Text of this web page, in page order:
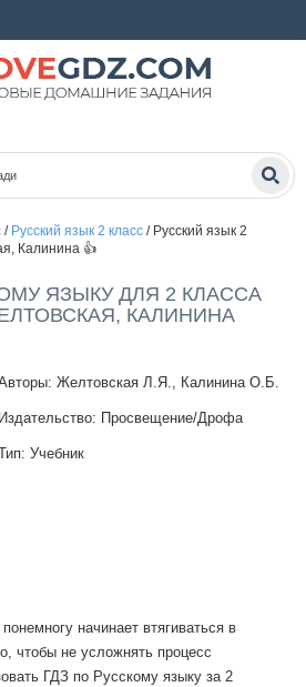
/ Русский язык 2 класс/ Русский язык 2
Калинина 👍
ЯЗЫКУ ДЛЯ 2 КЛАССА
КАЛИНИНА
Желтовская Л.Я., Калинина О.Б.
Издательство: Просвещение/Дрофа
Учебник
начинает втягиваться в
чтобы не усложнять процесс
ГДЗ по Русскому языку за 2